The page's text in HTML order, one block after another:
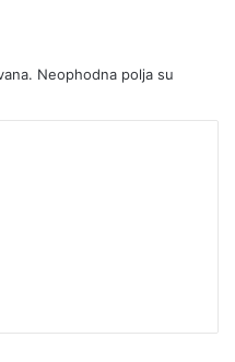
Neophodna polja su